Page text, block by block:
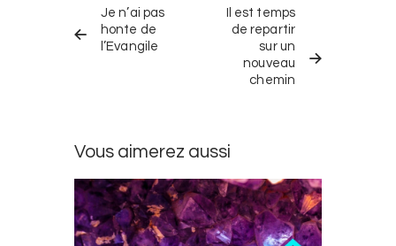
dans
les
QUOTIDIEN
PRÉCÉDENT
Je n’ai pas
honte de
l’Evangile
QUOTIDIEN
SUIVANT
Il est temps
de repartir
sur un
nouveau
chemin
Vous aimerez aussi